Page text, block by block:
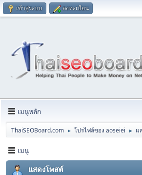
เข้าสู่ระบบ ลงทะเบียน
เมนูหลัก
ThaiSEOBoard.com ► โปรไฟล์ของ aoseiei ► แ
เมนู
แสดงโพสต์